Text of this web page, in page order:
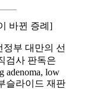
바뀐 증례]
부 대만의 선
검사 판독은
adenoma, low
슬라이드 재판